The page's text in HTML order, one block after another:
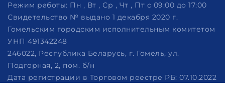
Режим работы: Пн , Вт , Ср , Чт , Пт c 09:00 до 17:00
Свидетельство № выдано 1 декабря 2020 г.
Гомельским городским исполнительным комитетом
УНП 491342248
246022, Республика Беларусь, г. Гомель, ул.
Подгорная, 2, пом. б/н
Дата регистрации в Торговом реестре РБ: 07.10.2022